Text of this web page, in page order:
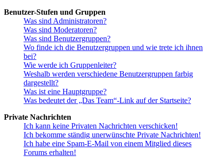
Benutzer-Stufen und Gruppen
Was sind Administratoren?
Was sind Moderatoren?
Was sind Benutzergruppen?
Wo finde ich die Benutzergruppen und wie trete ich ihnen
bei?
Wie werde ich Gruppenleiter?
Weshalb werden verschiedene Benutzergruppen farbig
dargestellt?
Was ist eine Hauptgruppe?
Was bedeutet der „Das Team“-Link auf der Startseite?
Private Nachrichten
Ich kann keine Privaten Nachrichten verschicken!
Ich bekomme ständig unerwünschte Private Nachrichten!
Ich habe eine Spam-E-Mail von einem Mitglied dieses
Forums erhalten!